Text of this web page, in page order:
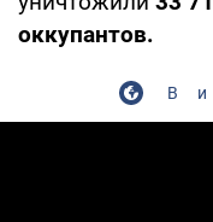
оккупантов.